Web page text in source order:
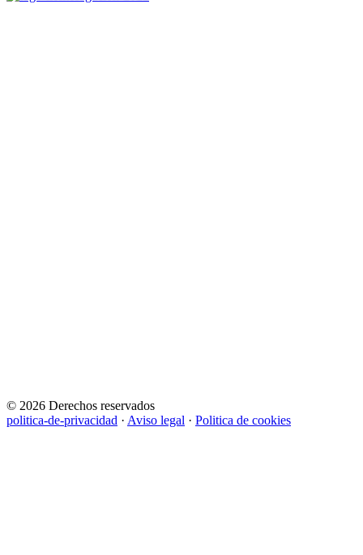
© 2026 Derechos reservados
politica-de-privacidad · Aviso legal · Politica de cookies